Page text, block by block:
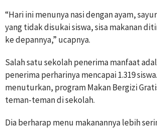
“Hari ini menunya nasi dengan ayam,
yang tidak disukai siswa, sisa makanan
ke depannya,” ucapnya.
Salah satu sekolah penerima manfaat
penerima perharinya mencapai 1.319
menuturkan, program Makan Bergizi
teman-teman di sekolah.
Dia berharap menu makanannya lebih